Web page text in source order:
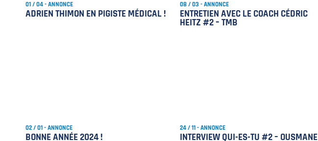
01 / 04 - ANNONCE
ADRIEN THIMON EN PIGISTE MÉDICAL !
08 / 03 - ANNONCE
ENTRETIEN AVEC LE COACH CÉDRIC
HEITZ #2 – TMB
02 / 01 - ANNONCE
BONNE ANNÉE 2024 !
24 / 11 - ANNONCE
INTERVIEW QUI-ES-TU #2 – OUSMANE